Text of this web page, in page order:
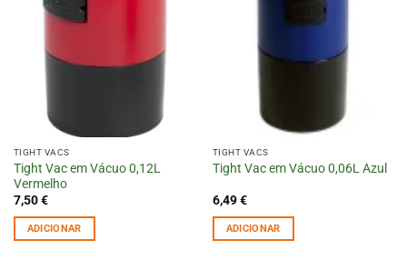
TIGHT VACS
Tight Vac em Vácuo 0,12L
Vermelho
7,50€
ADICIONAR
TIGHT VACS
Tight Vac em Vácuo 0,06L Azul
6,49€
ADICIONAR